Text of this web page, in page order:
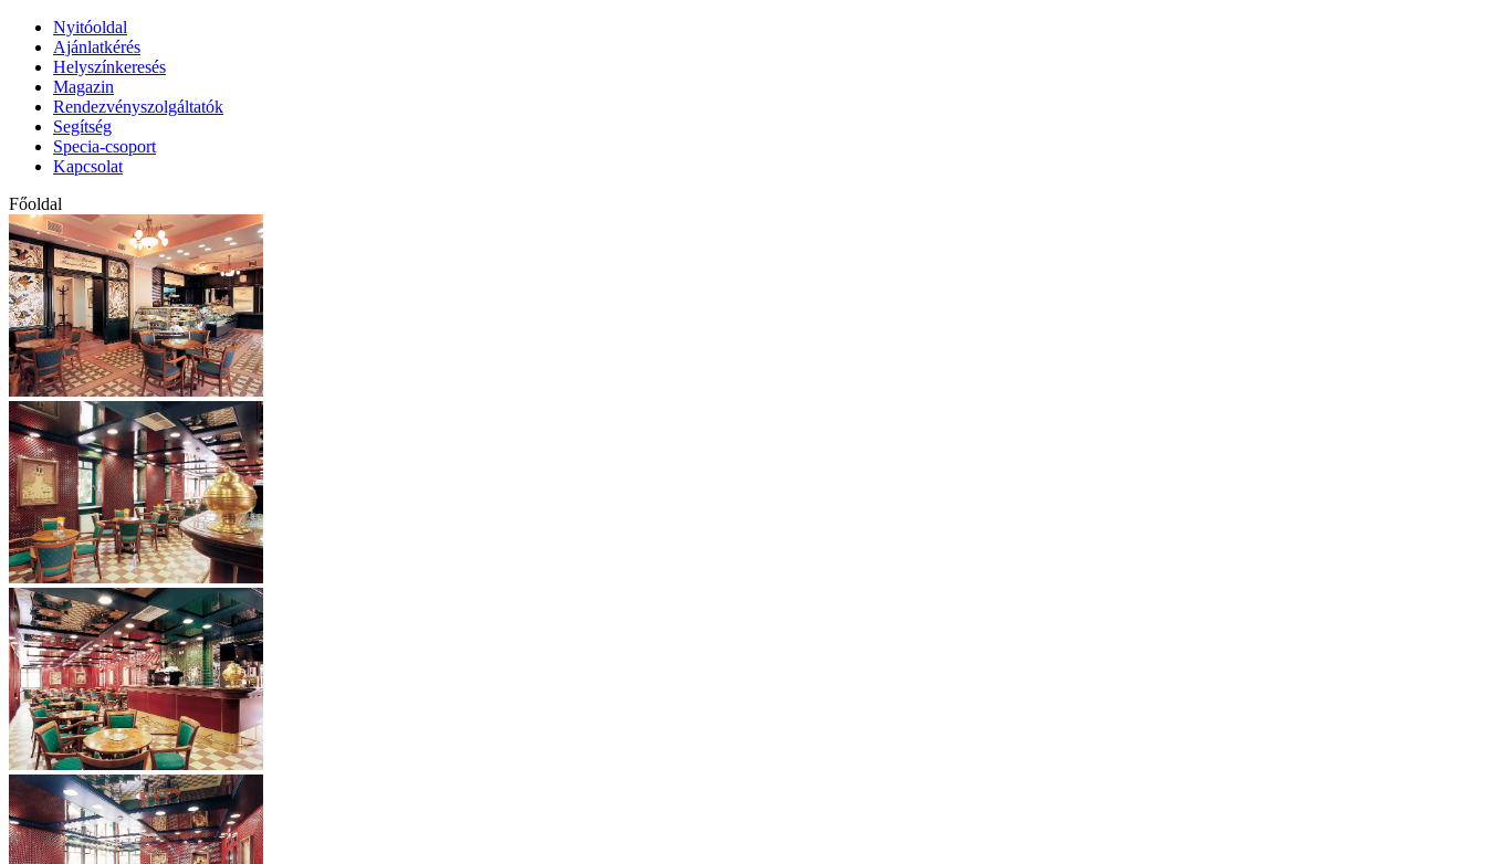
Nyitóoldal
Ajánlatkérés
Helyszínkeresés
Magazin
Rendezvényszolgáltatók
Segítség
Specia-csoport
Kapcsolat
Főoldal